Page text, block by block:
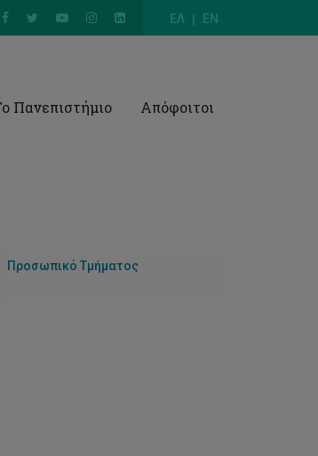
ΕΛ EN
Πανεπιστήμιο Απόφοιτοι
Προσωπικό Τμήματος